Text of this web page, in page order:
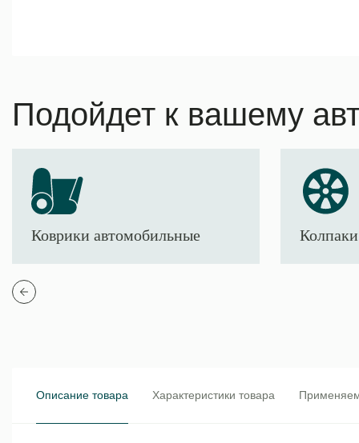
Подойдет к вашему
Коврики автомобильные
Описание товара Характеристики товара